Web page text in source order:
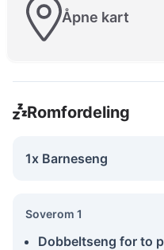
Åpne kart
Romfordeling
1x Barneseng
Soverom 1
Dobbeltseng for to